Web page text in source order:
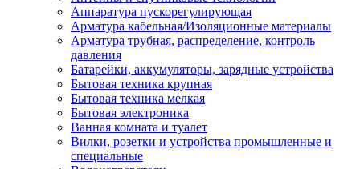
Аппаратура пускорегулирующая
Арматура кабельная/Изоляционные материалы
Арматура трубная, распределение, контроль
давления
Батарейки, аккумуляторы, зарядные устройства
Бытовая техника крупная
Бытовая техника мелкая
Бытовая электроника
Ванная комната и туалет
Вилки, розетки и устройства промышленные и
специальные